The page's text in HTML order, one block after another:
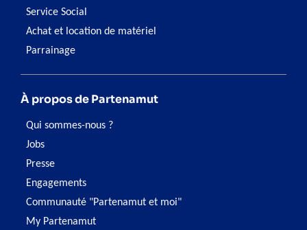
Service Social
Achat et location de matériel
Parrainage
À propos de Partenamut
Qui sommes-nous ?
Jobs
Presse
Engagements
Communauté "Partenamut et moi"
My Partenamut